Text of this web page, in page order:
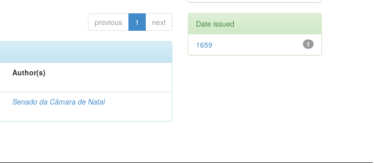
previous 1 next
Author(s)
Senado da Câmara de Natal
Date issued
1
1659